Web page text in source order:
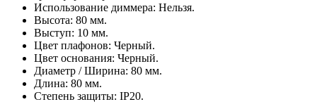
Использование диммера: Нельзя.
Высота: 80 мм.
Выступ: 10 мм.
Цвет плафонов: Черный.
Цвет основания: Черный.
Диаметр / Ширина: 80 мм.
Длина: 80 мм.
Степень защиты: IP20.